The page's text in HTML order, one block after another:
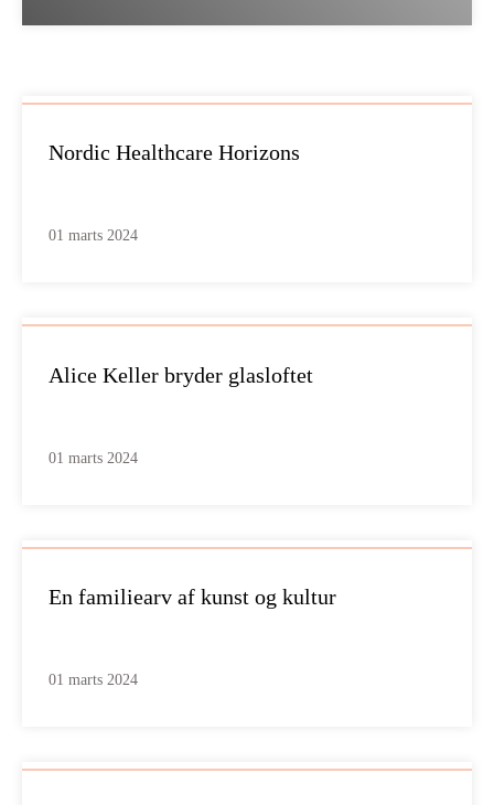
Nordic Healthcare Horizons
01 marts 2024
Alice Keller bryder glasloftet
01 marts 2024
En familiearv af kunst og kultur
01 marts 2024